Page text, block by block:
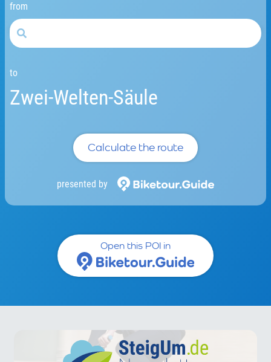
from
to
Zwei-Welten-Säule
Calculate the route
presented by
Open this POI in